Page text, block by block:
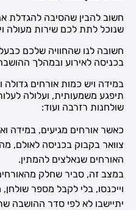
חשוב להבין שהסיבה להגדלת
שנוכל לתת לכם שירות מעולה
חשובה לנו שהחוויה שלכם
בכניסה לאירוע ובמהלך
במידה ויש כמות אורחים גדולה
תיפגע משמעותית, ועלולה
שולחנות רזרבה ועוד:
כאשר אורחים מגיעים, במידה
צוואר בקבוק בכניסה לאולם,
האורחים שנאלצים להמתין.
במצב זה, סביר שחלק
וייכנסו, בלי לקבל מספר
יתיישבו לא לפי סדר ההושבה